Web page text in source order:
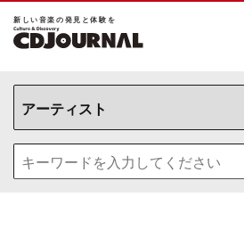
新しい⾳楽の発⾒と体験を